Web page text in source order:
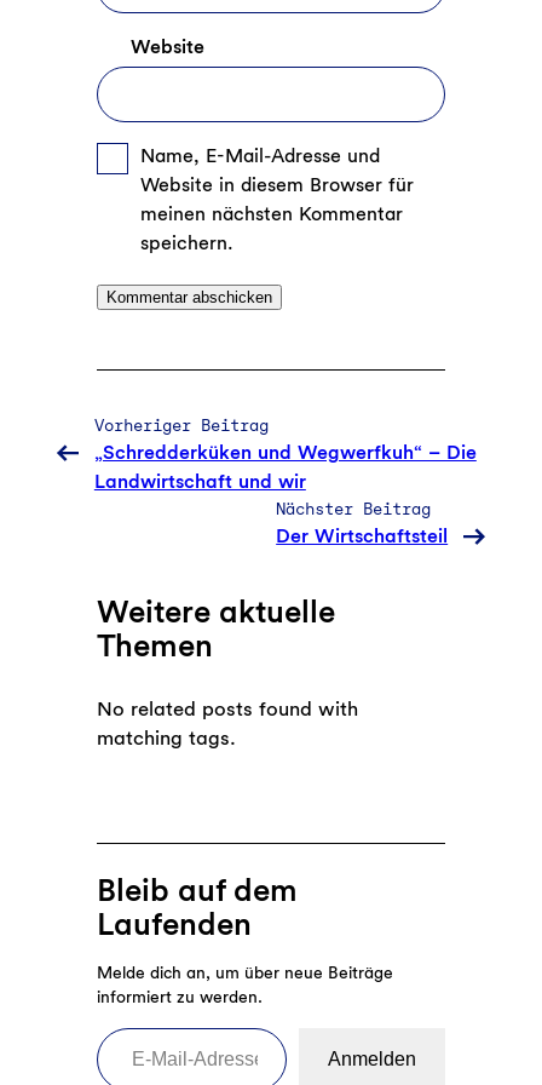
Website
Name, E-Mail-Adresse und
Website in diesem Browser für
meinen nächsten Kommentar
speichern.
Vorheriger Beitrag
„Schredderküken und Wegwerfkuh“ – Die
Landwirtschaft und wir
Nächster Beitrag
Der Wirtschaftsteil
Weitere aktuelle
Themen
No related posts found with
matching tags.
Bleib auf dem
Laufenden
Melde dich an, um über neue Beiträge
informiert zu werden.
E-Mail-Adresse eingeben
Anmelden